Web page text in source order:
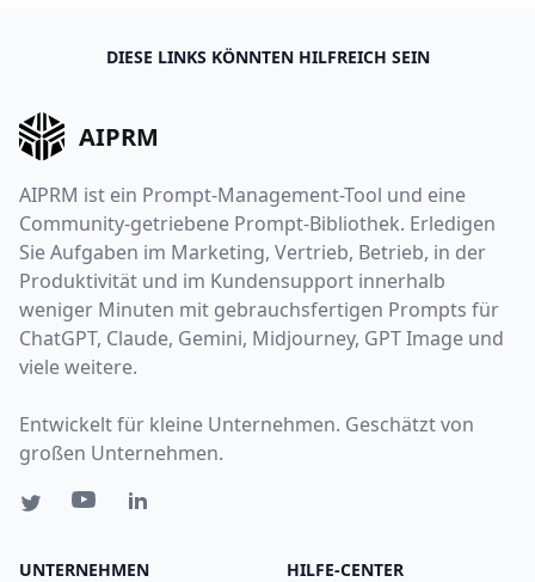
DIESE LINKS KÖNNTEN HILFREICH SEIN
AIPRM
AIPRM ist ein Prompt-Management-Tool und eine
Community-getriebene Prompt-Bibliothek. Erledigen
Sie Aufgaben im Marketing, Vertrieb, Betrieb, in der
Produktivität und im Kundensupport innerhalb
weniger Minuten mit gebrauchsfertigen Prompts für
ChatGPT, Claude, Gemini, Midjourney, GPT Image und
viele weitere.
Entwickelt für kleine Unternehmen. Geschätzt von
großen Unternehmen.
UNTERNEHMEN HILFE-CENTER